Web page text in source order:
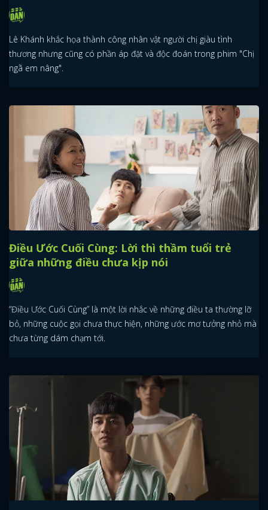
Lê Khánh khắc họa thành công nhân vật người chị giàu tình
thương nhưng cũng có phần áp đặt và độc đoán trong phim "Chị
ngã em nâng".
Điều Ước Cuối Cùng: Lời thì thầm tuổi trẻ
giữa những điều chưa kịp nói
“Điều Ước Cuối Cùng” là một lời nhắc về những điều ta thường lỡ
bỏ, những cuộc gọi chưa thực hiện, những ước mơ tưởng nhỏ mà
chưa từng dám chạm tới.